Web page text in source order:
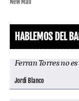
HABLEMOS DEL
Ferran Torres no
Jordi Blanco